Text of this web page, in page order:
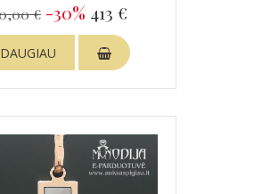
€ -30% 413 €
DAUGIAU